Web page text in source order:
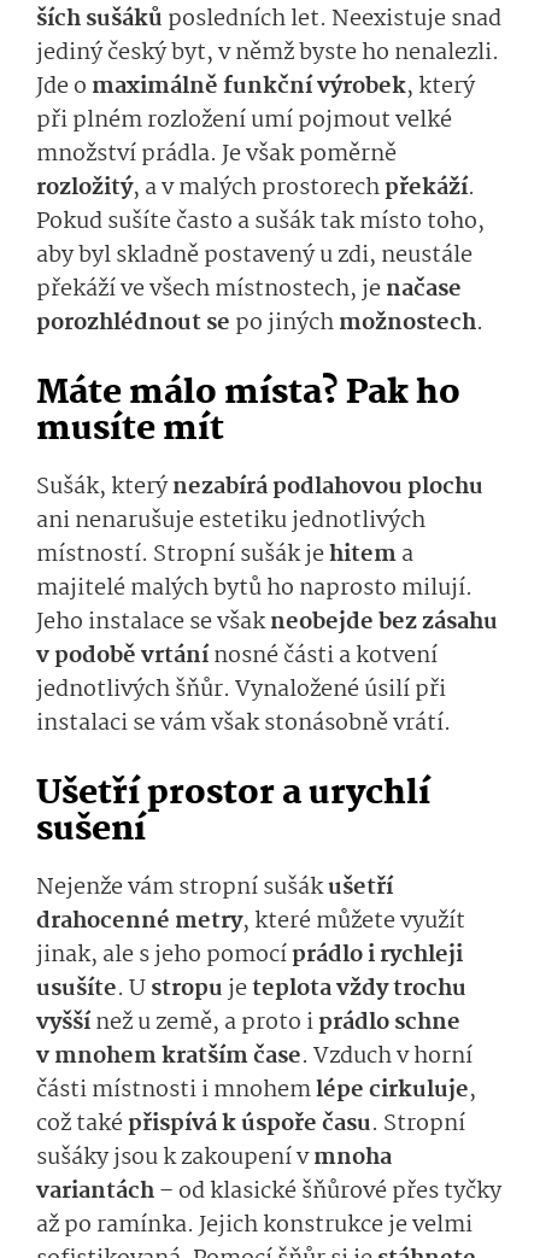
ších sušáků posledních let. Neexistuje snad
jediný český byt, v němž byste ho nenalezli.
Jde o maximálně funkční výrobek, který
při plném rozložení umí pojmout velké
množství prádla. Je však poměrně
rozložitý, a v malých prostorechpřekáží.
Pokud sušíte často a sušák tak místo toho,
aby byl skladně postavený u zdi, neustále
překáží ve všech místnostech, jenačase
porozhlédnout se po jinýchmožnostech.
Máte málo místa? Pak ho
musíte mít
Sušák, kterýnezabírá podlahovou plochu
ani nenarušuje estetiku jednotlivých
místností. Stropní sušák jehitema
majitelé malých bytů ho naprosto milují.
Jeho instalace se všakneobejde bez zásahu
v podobě vrtánínosné části a kotvení
jednotlivých šňůr. Vynaložené úsilí při
instalaci se vám však stonásobně vrátí.
Ušetří prostor a urychlí
sušení
Nejenže vám stropní sušákušetří
drahocenné metry, které můžete využít
jinak, ale s jeho pomocíprádlo i rychleji
usušíte. Ustropujeteplota vždy trochu
vyššínež u země, a proto iprádlo schne
v mnohem kratším čase. Vzduch v horní
části místnosti i mnohemlépe cirkuluje,
což taképřispívá k úspoře času. Stropní
sušáky jsou k zakoupení vmnoha
variantách– od klasické šňůrové přes tyčky
až po ramínka. Jejich konstrukce je velmi